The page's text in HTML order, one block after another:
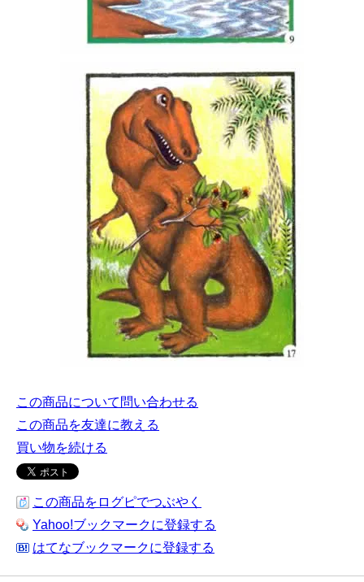
この商品について問い合わせる
この商品を友達に教える
買い物を続ける
この商品をログピでつぶやく
Yahoo!ブックマークに登録する
はてなブックマークに登録する